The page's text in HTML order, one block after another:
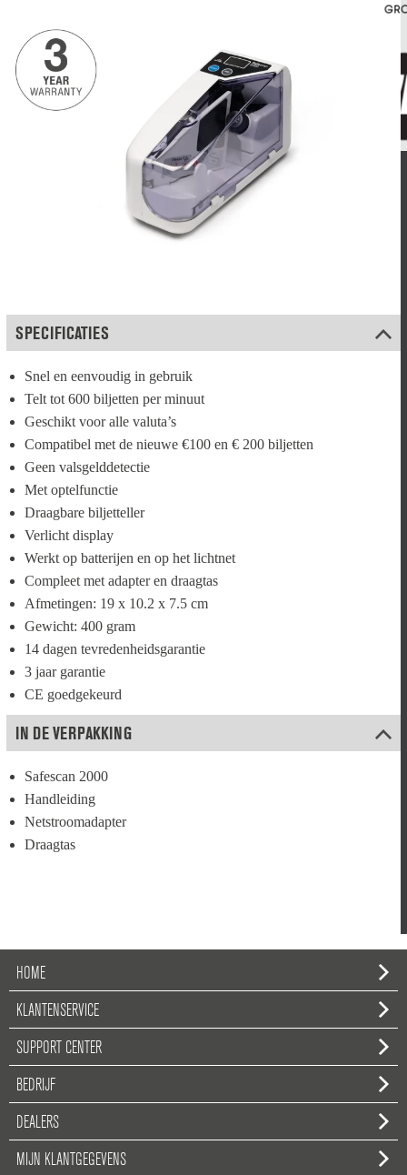
SPECIFICATIES
Snel en eenvoudig in gebruik
Telt tot 600 biljetten per minuut
Geschikt voor alle valuta’s
Compatibel met de nieuwe €100 en € 200 biljetten
Geen valsgelddetectie
Met optelfunctie
Draagbare biljetteller
Verlicht display
Werkt op batterijen en op het lichtnet
Compleet met adapter en draagtas
Afmetingen: 19 x 10.2 x 7.5 cm
Gewicht: 400 gram
14 dagen tevredenheidsgarantie
3 jaar garantie
CE goedgekeurd
IN DE VERPAKKING
Safescan 2000
Handleiding
Netstroomadapter
Draagtas
HOME
KLANTENSERVICE
SUPPORT CENTER
BEDRIJF
DEALERS
MIJN KLANTGEGEVENS